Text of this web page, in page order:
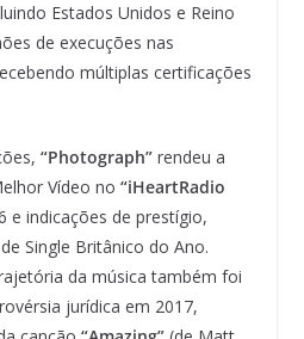
Estados Unidos e Reino
de execuções nas
múltiplas certificações
“Photograph”rendeu a
Vídeo no “iHeartRadio
e indicações de prestígio,
Single Britânico do Ano.
da música também foi
jurídica em 2017,